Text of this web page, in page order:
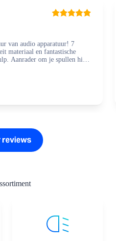
van audio apparatuur! 7
materiaal en fantastische
Aanrader om je spullen hier
reviews